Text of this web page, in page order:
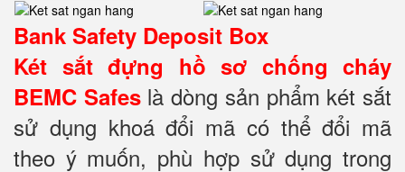
Bank Safety Deposit Box
Két sắt đựng hồ sơ chống cháy
BEMC Safes là dòng sản phẩm két sắt
sử dụng khoá đổi mã có thể đổi mã
theo ý muốn, phù hợp sử dụng trong